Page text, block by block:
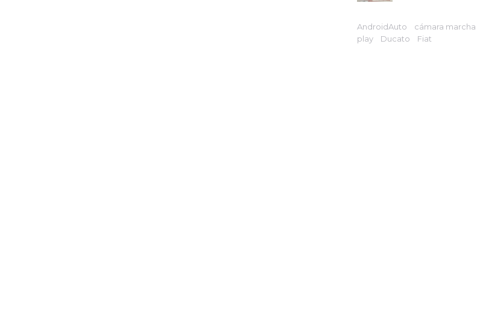
AndroidAuto cámara marcha
play
Ducato Fiat